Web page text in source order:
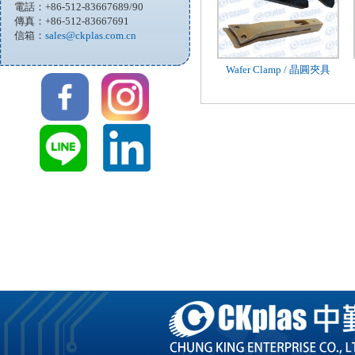
電話：+86-512-83667689/90
傳真：+86-512-83667691
信箱： sales@ckplas.com.cn
Wafer Clamp / 晶圓夾具